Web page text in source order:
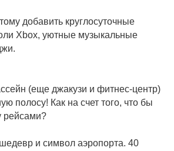
добавить круглосуточные
Xbox, уютные музыкальные
(еще джакузи и фитнес-центр)
полосу! Как на счет того, что бы
рейсами?
и символ аэропорта. 40